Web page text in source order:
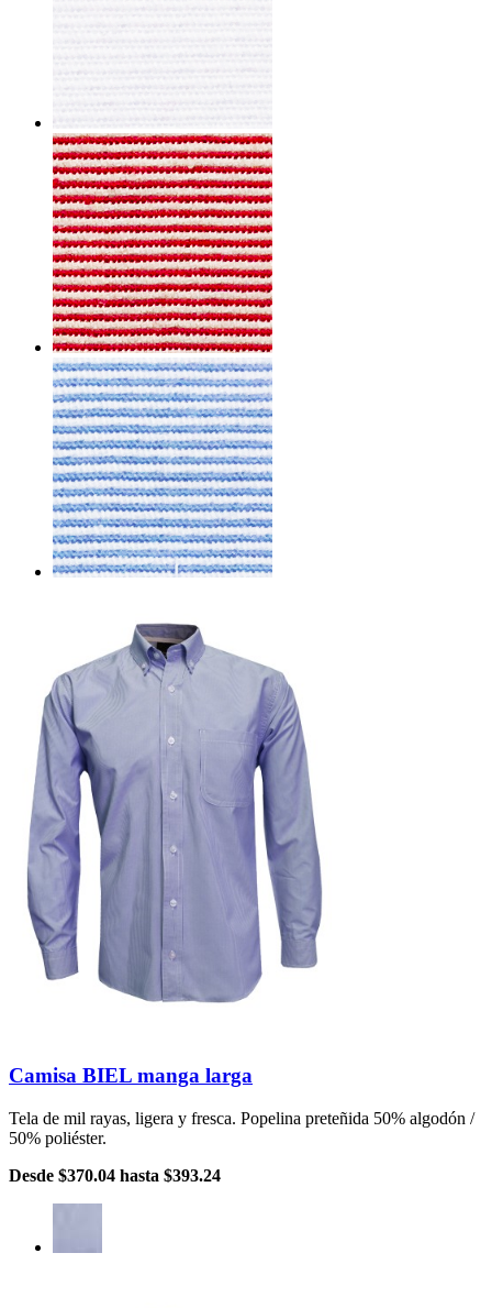
Camisa BIEL manga larga
Tela de mil rayas, ligera y fresca. Popelina preteñida 50% algodón /
50% poliéster.
Desde $370.04 hasta $393.24